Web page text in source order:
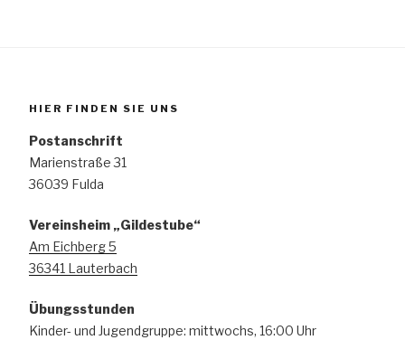
HIER FINDEN SIE UNS
Postanschrift
Marienstraße 31
36039 Fulda
Vereinsheim „Gildestube“
Am Eichberg 5
36341 Lauterbach
Übungsstunden
Kinder- und Jugendgruppe: mittwochs, 16:00 Uhr